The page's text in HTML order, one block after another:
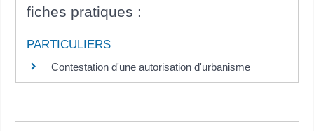
fiches pratiques :
PARTICULIERS
Contestation d'une autorisation d'urbanisme